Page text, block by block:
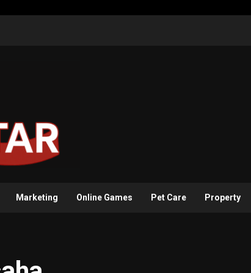
Marketing Online Games Pet Care Property